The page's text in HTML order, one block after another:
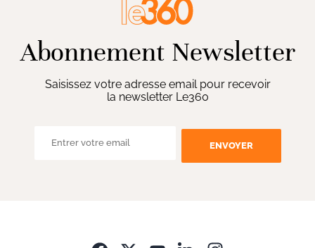
Abonnement Newsletter
Saisissez votre adresse email pour recevoir
la newsletter Le360
ENVOYER